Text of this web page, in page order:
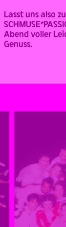
Lasst uns also
Abend voller
Genuss.